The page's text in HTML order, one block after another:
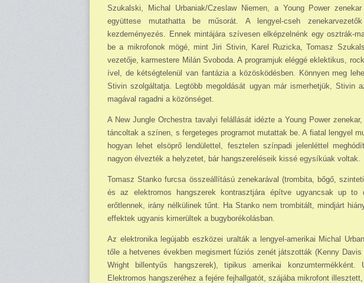
Szukalski, Michal Urbaniak/Czeslaw Niemen, a Young Power
együttese mutathatta be műsorát. A lengyel-cseh
kezdeményezés. Ennek mintájára szívesen elképzelnénk egy osztrák-
be a mikrofonok mögé, mint Jiri Stivin, Karel Ruzicka, Tomasz
vezetője, karmestere Milán Svoboda. A programjuk eléggé eklektikus,
ível, de kétségtelenül van fantázia a közösködésben. Könnyen meg
Stivin szolgáltatja. Legtöbb megoldását ugyan már ismerhetjük, Stivin
magával ragadni a közönséget.
A New Jungle Orchestra tavalyi felállását idézte a Young Power
táncoltak a színen, s fergeteges programot mutattak be. A fiatal lengyel
hogyan lehet elsöprő lendülettel, fesztelen színpadi jelenléttel
nagyon élvezték a hely­ze­tet, bár hangszereléseik kissé egysíkúak voltak.
Tomasz Stanko furcsa összeállítású zenekarával (trombita, bőgő,
és az elektromos hangszerek kontrasztjára építve ugyancsak up to
erőtlennek, irány nélkülinek tűnt. Ha Stanko nem trombitált, mindjárt
effektek ugyanis kimerültek a bugyborékolásban.
Az elektronika legújabb eszközei uralták a lengyel-amerikai Michal
tőle a hetvenes években megismert fúziós zenét játszották (Kenny
Wright billentyűs hangszerek), tipikus ame­rikai konzumtermékként.
Elektromos hangszeréhez a fejére fejhallgatót, szájába mikrofont